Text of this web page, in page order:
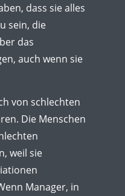
dass sie alles
sein, die
das
auch wenn sie
von schlechten
Die Menschen
weil sie
Manager, in